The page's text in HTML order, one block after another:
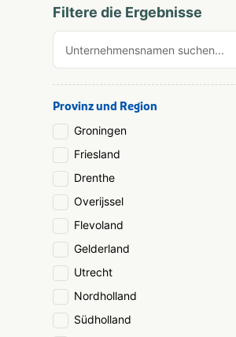
Filtere die Ergebnisse
Provinz und Region
Groningen
Friesland
Drenthe
Overijssel
Flevoland
Gelderland
Utrecht
Nordholland
Südholland